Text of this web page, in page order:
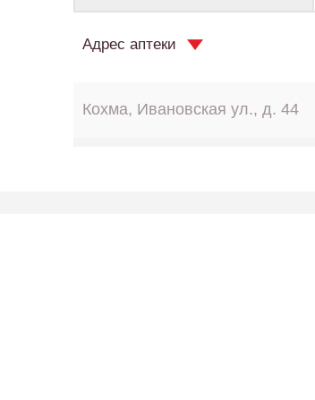
Адрес аптеки
Кохма, Ивановская ул., д. 44